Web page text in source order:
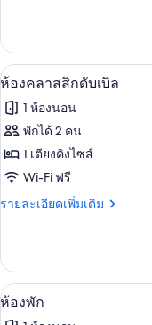
สวีท,
วิว
ท่าเรือ
เกี่ยว
กับ
ห้อง
ซ์ชัว
รี่
ท,
วิว
เปิด
ภาพถ่าย
ทั้งหมด
ของ
ห้อง
คลาส
กดับเบิล
2
ห้องคลาสสิกดับเบิล
1 ห้องนอน
พักได้ 2 คน
1 เตียงคิงไซส์
Wi-Fi ฟรี
รายละเอียดเพิ่มเติม
ราย
เกี่ยว
กับ
ห้อง
เปิด
3
ห้องพัก